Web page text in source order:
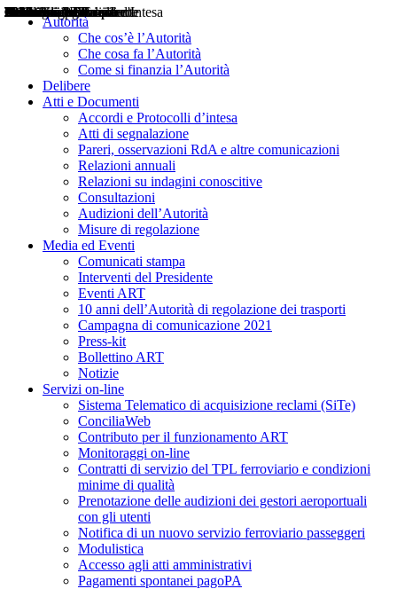
Autorità
Che cos’è l’Autorità
Che cosa fa l’Autorità
Come si finanzia l’Autorità
Delibere
Atti e Documenti
Accordi e Protocolli d’intesa
Atti di segnalazione
Pareri, osservazioni RdA e altre comunicazioni
Relazioni annuali
Relazioni su indagini conoscitive
Consultazioni
Audizioni dell’Autorità
Misure di regolazione
Media ed Eventi
Comunicati stampa
Interventi del Presidente
Eventi ART
10 anni dell’Autorità di regolazione dei trasporti
Campagna di comunicazione 2021
Press-kit
Bollettino ART
Notizie
Servizi on-line
Sistema Telematico di acquisizione reclami (SiTe)
ConciliaWeb
Contributo per il funzionamento ART
Monitoraggi on-line
Contratti di servizio del TPL ferroviario e condizioni
minime di qualità
Prenotazione delle audizioni dei gestori aeroportuali
con gli utenti
Notifica di un nuovo servizio ferroviario passeggeri
Modulistica
Accesso agli atti amministrativi
Pagamenti spontanei pagoPA
Delibere
Pareri
Consultazioni
Audizioni
Atti di Segnalazione
Accordi e Protocolli d'Intesa
Relazioni annuali
Misure di regolazione
Notizie
Comunicati Stampa
Bollettini ART
Convegni ART
Interviste del Presidente
Articoli in primo piano
Interventi del Presidente
2004
2005
2010
2013
2014
2015
2016
2017
2018
2019
202
2020
2021
2022
2023
2024
2025
2026
Aereo
Marittimo
Terrestre